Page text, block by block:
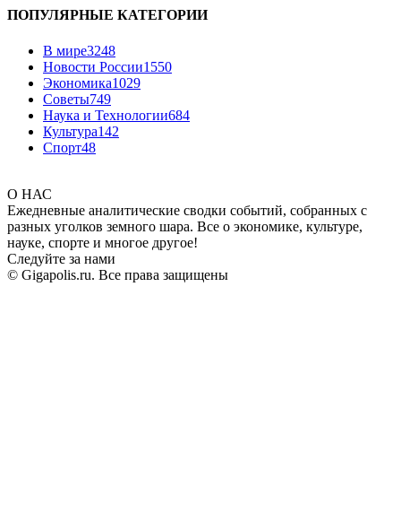
ПОПУЛЯРНЫЕ КАТЕГОРИИ
В мире3248
Новости России1550
Экономика1029
Советы749
Наука и Технологии684
Культура142
Спорт48
О НАС
Ежедневные аналитические сводки событий, собранных с
разных уголков земного шара. Все о экономике, культуре,
науке, спорте и многое другое!
Следуйте за нами
© Gigapolis.ru. Все права защищены